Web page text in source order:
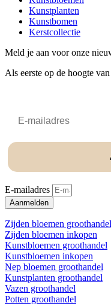
Kunstplanten
Kunstbomen
Kerstcollectie
Meld je aan voor onze
Als eerste op de hoogte
E-mailadres
Aanmelden
Zijden bloemen groothandel
Zijden bloemen inkopen
Kunstbloemen groothandel
Kunstbloemen inkopen
Nep bloemen groothandel
Kunstplanten groothandel
Vazen groothandel
Potten groothandel